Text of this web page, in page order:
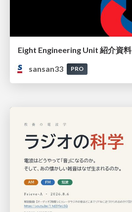
Eight Engineering Unit 紹介資料
sansan33
PRO